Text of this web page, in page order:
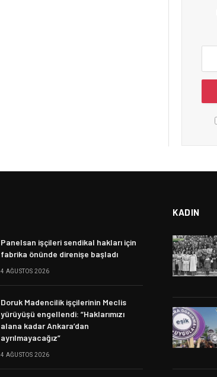
Panelsan işçileri sendikal hakları için
fabrika önünde direnişe başladı
4 AĞUSTOS 2026
Doruk Madencilik işçilerinin Meclis
yürüyüşü engellendi: “Haklarımızı
alana kadar Ankara’dan
ayrılmayacağız”
4 AĞUSTOS 2026
KADIN